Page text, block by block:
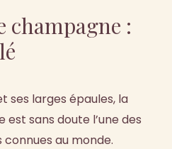
champagne :
ses larges épaules, la
sans doute l’une des
connues au monde.